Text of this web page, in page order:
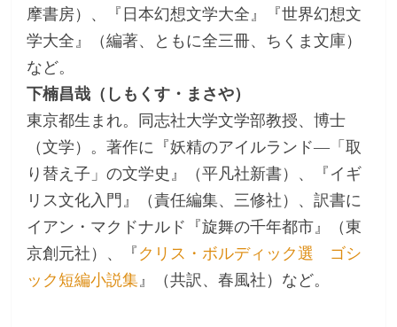
摩書房）、『日本幻想文学大全』『世界幻想文
学大全』（編著、ともに全三冊、ちくま文庫）
など。
下楠昌哉（しもくす・まさや）
東京都生まれ。同志社大学文学部教授、博士
（文学）。著作に『妖精のアイルランド―「取
り替え子」の文学史』（平凡社新書）、『イギ
リス文化入門』（責任編集、三修社）、訳書に
イアン・マクドナルド『旋舞の千年都市』（東
京創元社）、『 クリス・ボルディック選 ゴシ
ック短編小説集 』（共訳、春風社）など。